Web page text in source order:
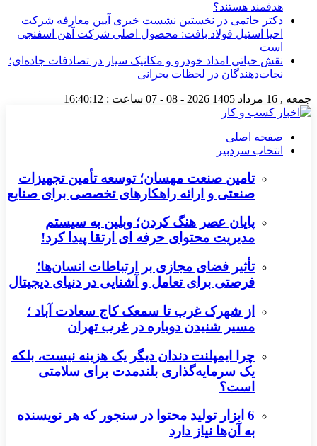
هدفمند هستند؟
دکتر حاتمی در نخستین نشست خبری آیین معارفه شرکت
احیا استیل فولاد بافت: محصول اصلی شرکت آهن اسفنجی
است
نقش حیاتی امداد خودرو و مکانیک سیار در تصادفات جاده‌ای؛
نجات‌دهندگان در لحظات بحرانی
جمعه , 16 مرداد 1405 2026 - 08 - 07 ساعت : 16:40:12
صفحه اصلی
انتخاب سردبیر
تامین صنعت مهسان؛ توسعه تأمین تجهیزات
صنعتی و ارائه راهکارهای تخصصی برای صنایع
پایان عصر هنگ کردن؛ وبلین به سیستم
مدیریت محتوای حرفه ای ارتقا پیدا کرد!
تأثیر فضای مجازی بر ارتباطات انسان‌ها؛
فرصتی برای تعامل و آشنایی در دنیای دیجیتال
از شهرک غرب تا سمعک کاج سعادت آباد ؛
مسیر شنیدن دوباره در غرب تهران
چرا ایمپلنت دندان دیگر یک هزینه نیست، بلکه
یک سرمایه‌گذاری بلندمدت برای سلامتی
است؟
6 ابزار تولید محتوا در سنجور که هر نویسنده
به آن‌ها نیاز دارد